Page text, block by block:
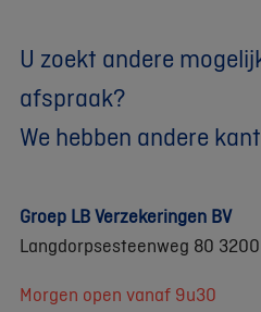
U zoekt andere
afspraak?
We hebben andere
Groep LB Verzekeringen BV
Langdorpsesteenweg 80 3200
Morgen open vanaf 9u30